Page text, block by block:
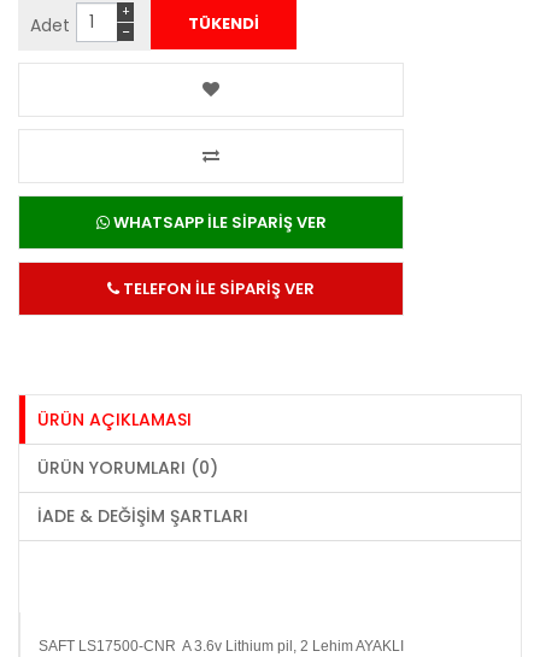
Adet −
+
WHATSAPP İLE SİPARİŞ VER
TELEFON İLE SİPARİŞ VER
ÜRÜN AÇIKLAMASI
ÜRÜN YORUMLARI (0)
İADE & DEĞIŞIM ŞARTLARI
SAFT LS17500-CNR A 3.6v Lithium pil, 2 Lehim AYAKLI